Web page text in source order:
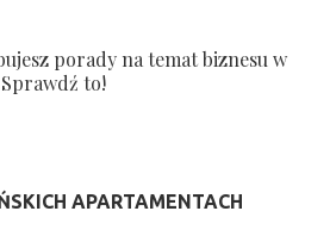
porady na temat biznesu w
to!
APARTAMENTACH